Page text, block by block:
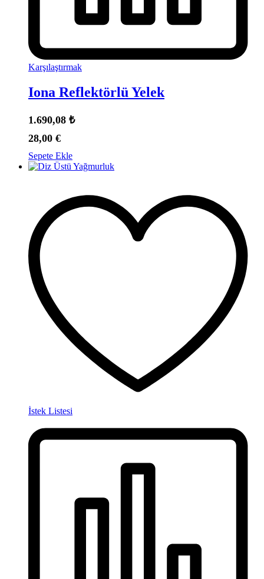
Karşılaştırmak
Iona Reflektörlü Yelek
1.690,08 ₺
28,00 €
Sepete Ekle
İstek Listesi